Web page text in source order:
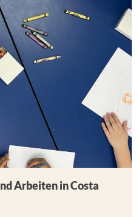
Arbeiten in Costa